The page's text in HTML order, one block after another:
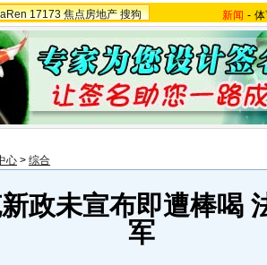
17173 焦点房地产 搜狗 新闻 -
心 > 综合
政未宣布即遭棒喝
军